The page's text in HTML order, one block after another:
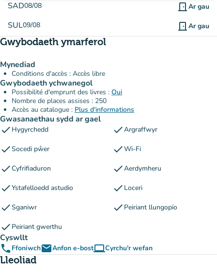
SAD08/08 door_front Ar gau
SUL09/08 door_front Ar gau
Gwybodaeth ymarferol
Mynediad
Conditions d'accès : Accès libre
Gwybodaeth ychwanegol
Possibilité d'emprunt des livres : Oui
Nombre de places assises : 250
Accès au catalogue : Plus d'informations
Gwasanaethau sydd ar gael
check Hygyrchedd checkArgraffwyr
checkSocedi pŵer checkWi-Fi
checkCyfrifiaduron checkAerdymheru
checkYstafelloedd astudio check Loceri
checkSganiwr check Peiriant llungopïo
check Peiriant gwerthu
Cyswllt
phone FfoniwchemailAnfon e-bostcomputerCyrchu'r wefan
(tab newydd)
Lleoliad